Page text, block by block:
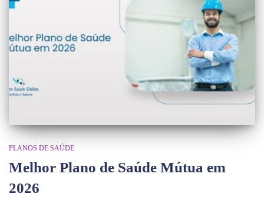
PLANOS DE SAÚDE
Melhor Plano de Saúde Mútua em
2026